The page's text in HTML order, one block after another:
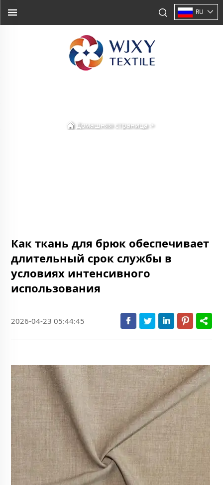
RU
Домашняя страница>
Как ткань для брюк обеспечивает
длительный срок службы в
условиях интенсивного
использования
2026-04-23 05:44:45